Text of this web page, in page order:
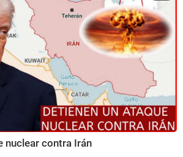
nuclear contra Irán